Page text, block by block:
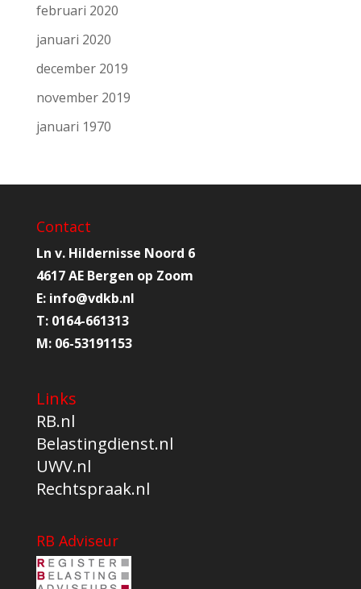
februari 2020
januari 2020
december 2019
november 2019
januari 1970
Contact
Ln v. Hildernisse Noord 6
4617 AE Bergen op Zoom
E: info@vdkb.nl
T: 0164-661313
M: 06-53191153
Links
RB.nl
Belastingdienst.nl
UWV.nl
Rechtspraak.nl
RB Adviseur